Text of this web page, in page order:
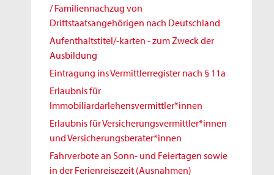
/ Familiennachzug von
Drittstaatsangehörigen nach Deutschland
Aufenthaltstitel/-karten - zum Zweck der
Ausbildung
Eintragung ins Vermittlerregister nach § 11a
Erlaubnis für
Immobiliardarlehensvermittler*innen
Erlaubnis für Versicherungsvermittler*innen
und Versicherungsberater*innen
Fahrverbote an Sonn- und Feiertagen sowie
in der Ferienreisezeit (Ausnahmen)